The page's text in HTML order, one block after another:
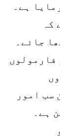
ہے۔
جائے۔
فارمولوں
سب امور
ہے۔